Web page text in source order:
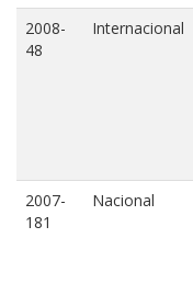
2008-
48
Internacional
2007-
181
Nacional